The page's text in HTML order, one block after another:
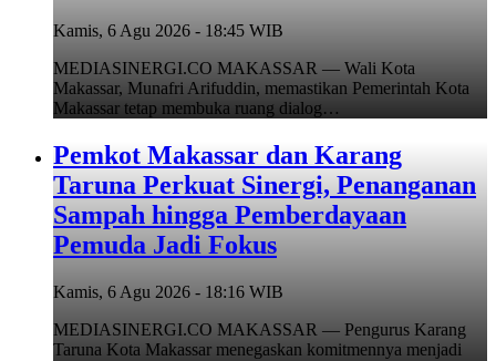
Kamis, 6 Agu 2026 - 18:45 WIB
MEDIASINERGI.CO MAKASSAR — Wali Kota
Makassar, Munafri Arifuddin, memastikan Pemerintah Kota
Makassar tetap membuka ruang dialog…
Pemkot Makassar dan Karang
Taruna Perkuat Sinergi, Penanganan
Sampah hingga Pemberdayaan
Pemuda Jadi Fokus
Kamis, 6 Agu 2026 - 18:16 WIB
MEDIASINERGI.CO MAKASSAR — Pengurus Karang
Taruna Kota Makassar menegaskan komitmennya menjadi